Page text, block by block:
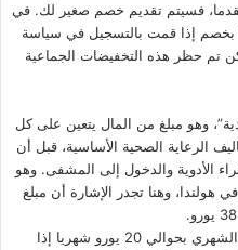
فسيتم تقديم خصم صغير لك. في
بخصم إذا قمت بالتسجيل في سياسة
تم حظر هذه التخفيضات الجماعية
وهو مبلغ من المال يتعين على كل
الرعاية الصحية الأساسية، قبل أن
الأدوية والدخول إلى المشفى. وهو
وهنا تجدر الإشارة أن مبلغ
وملاحظة هامة هي يمكنك تخفيض قسطك الشهري بحوالي 20 يورو شهريا إذا